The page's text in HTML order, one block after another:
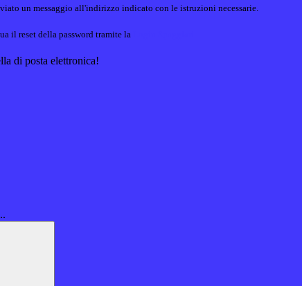
un messaggio all'indirizzo indicato con le istruzioni necessarie.
il reset della password tramite la
di posta elettronica!